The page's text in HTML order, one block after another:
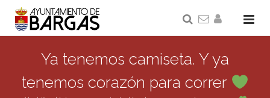
Ya tenemos camiseta. Y ya
tenemos corazón para correr